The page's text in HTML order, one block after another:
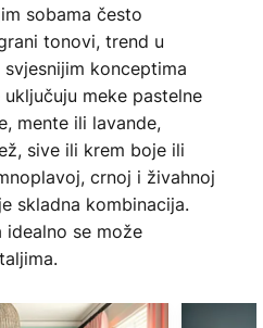
sobama često
tonovi, trend u
konceptima
meke pastelne
mente ili lavande,
sive ili krem boje ili
crnoj i živahnoj
skladna kombinacija.
idealno se može